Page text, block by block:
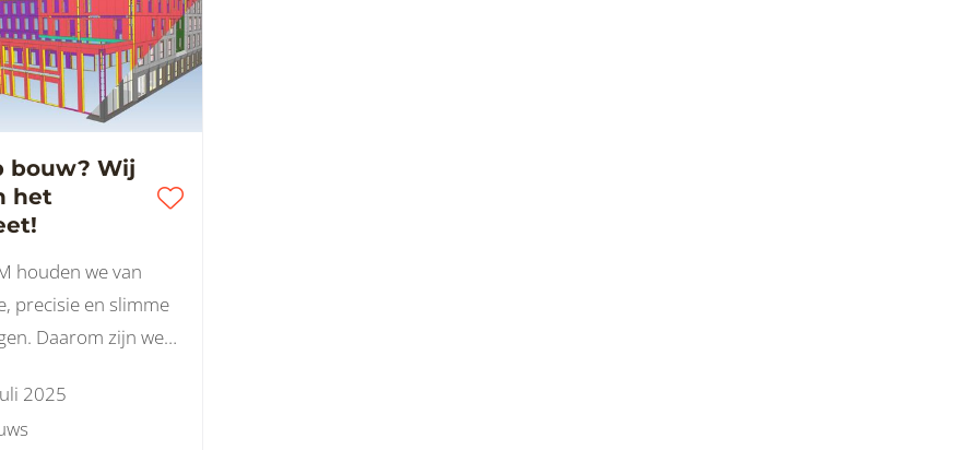
bouw? Wij
het
houden we van
precisie en slimme
Daarom zijn we
op basis van 3D-
ook in het leveren
2025